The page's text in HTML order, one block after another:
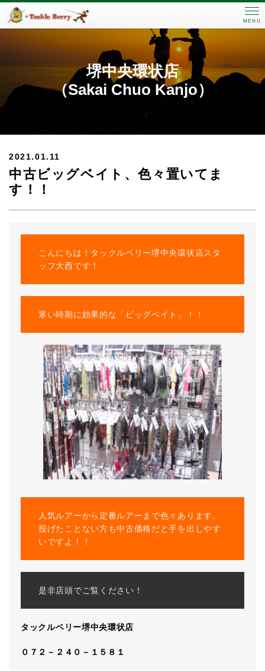
MENU
堺中央環状店
（Sakai Chuo Kanjo）
2021.01.11
中古ビッグベイト、色々置いてま
す！！
こんにちは！タックルベリー堺中央環状店スタ
ッフ大西です！
寒い時期に効果的な「ビッグベイト」！！
人気ルアーから定番ルアーまで色々あります。
投げたことない方も中古価格だと手を出しやす
いですよ！！
是非店頭でご覧ください！
タックルベリー堺中央環状店
０７２－２４０－１５８１